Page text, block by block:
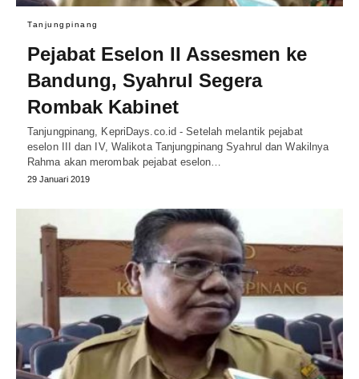
Tanjungpinang
Pejabat Eselon II Assesmen ke
Bandung, Syahrul Segera
Rombak Kabinet
Tanjungpinang, KepriDays.co.id - Setelah melantik pejabat
eselon III dan IV, Walikota Tanjungpinang Syahrul dan Wakilnya
Rahma akan merombak pejabat eselon…
29 Januari 2019